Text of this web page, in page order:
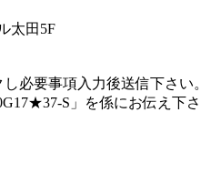
太田5F
必要事項入力後送信下さい。
S」を係にお伝え下さ